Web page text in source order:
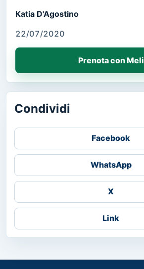
Katia D'Agostino
22/07/2020
Prenota con Meli
Condividi
Facebook
WhatsApp
X
Link